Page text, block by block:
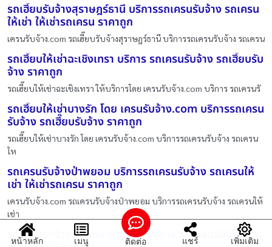
รถเฮี๊ยบรับจ้างสุราษฎร์ธานี บริการรถเครนรับจ้าง รถเครน
ให้เช่า ให้เช่ารถเครน ราคาถูก
เครนรับจ้าง.com รถเฮี๊ยบรับจ้างสุราษฎร์ธานี บริการรถเครนรับจ้าง รถเครน
รถเฮี๊ยบให้เช่าฉะเชิงเทรา บริการ รถเครนรับจ้าง รถเฮี๊ยบรับ
จ้าง ราคาถูก
รถเฮี๊ยบให้เช่าฉะเชิงเทรา ให้บริการโดย เครนรับจ้าง.com บริการ รถเครนรั
รถเฮี๊ยบให้เช่าบางรัก โดย เครนรับจ้าง.com บริการรถเครน
รับจ้าง รถเฮี๊ยบรับจ้าง ราคาถูก
รถเฮี๊ยบให้เช่าบางรัก โดย เครนรับจ้าง.com บริการรถเครนรับจ้าง รถเครน
ให
รถเครนรับจ้างป่าพยอม บริการรถเครนรับจ้าง รถเครนให้
เช่า ให้เช่ารถเครน ราคาถูก
เครนรับจ้าง.com รถเครนรับจ้างป่าพยอม บริการรถเครนรับจ้าง รถเครนให้
เช่า
รถเฮี๊ยบรับจ้างถนนมอเตอร์เวย์ บริการ รถเครนรับจ้าง รถ
หน้าหลัก เมนู ติดต่อ แชร์ เพิ่มเติม